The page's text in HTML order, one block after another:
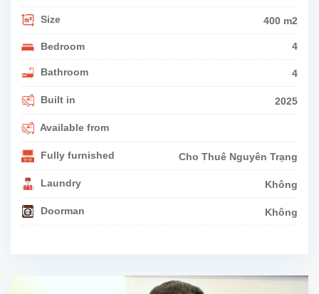
Size 400 m2
Bedroom 4
Bathroom 4
Built in 2025
Available from
Fully furnished Cho Thuê Nguyên Trạng
Laundry Không
Doorman Không